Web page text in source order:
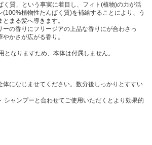
く質」という事実に着目し、フィト(植物)の力が活
(100%植物性たんぱく質)を補給することにより、う
まる髪へ導きます。
ーの香りにフリージアの上品な香りにが合わさっ
かさが広がる香り。
なりますため、本体は付属しません。
体になじませてください。数分後しっかりとすすい
シャンプーと合わせてご使用いただくとより効果的